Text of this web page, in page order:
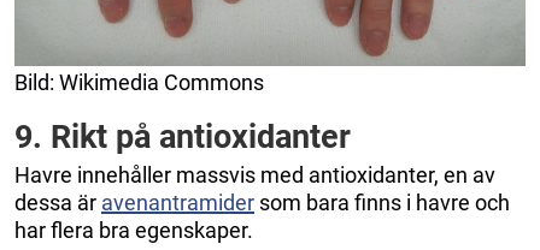
Bild: Wikimedia Commons
9. Rikt på antioxidanter
Havre innehåller massvis med antioxidanter, en av
dessa är avenantramider som bara finns i havre och
har flera bra egenskaper.